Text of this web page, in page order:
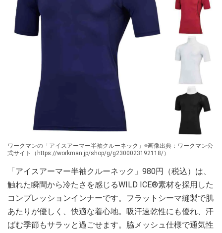
ワークマンの「アイスアーマー半袖クルーネック」※画像出典：ワークマン公
式サイト（https://workman.jp/shop/g/g2300023192118/）
「アイスアーマー半袖クルーネック」980円（税込）は、
触れた瞬間から冷たさを感じるWILD ICE®素材を採用した
コンプレッションインナーです。フラットシーマ縫製で肌
あたりが優しく、快適な着心地。吸汗速乾性にも優れ、汗
ばむ季節もサラッと過ごせます。脇メッシュ仕様で通気性